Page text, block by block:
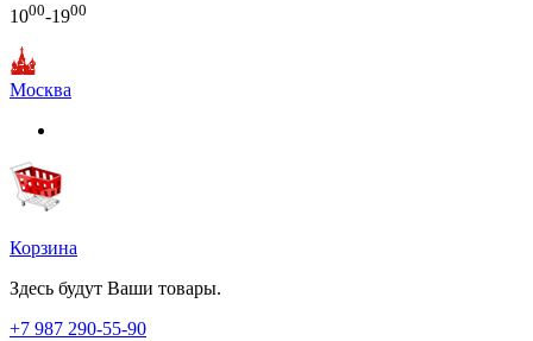
1000-1900
Москва
Корзина
Здесь будут Ваши товары.
+7 987 290-55-90